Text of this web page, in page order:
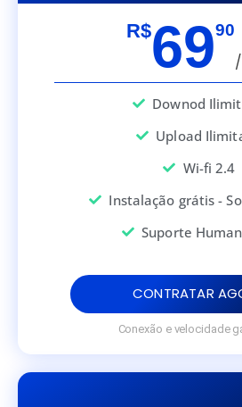
R$6990
Downod
Upload
Wi-fi 2.4
Instalação grátis -
Suporte
CONTRATAR
Conexão e velocidade